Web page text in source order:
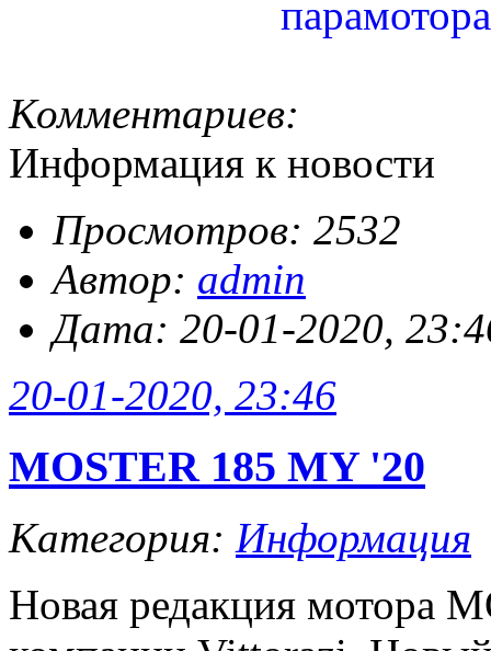
Комментариев:
Информация к новости
Просмотров: 2532
Автор: admin
Дата: 20-01-2020,
20-01-2020, 23:46
MOSTER 185 MY '20
Категория: Информация
Новая редакция мотора